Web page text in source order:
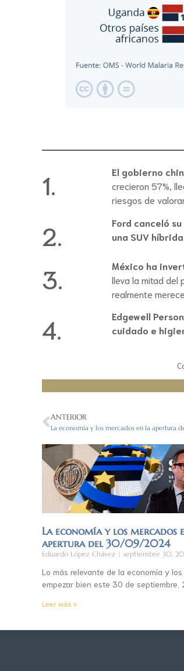
1. El gobierno
crecieron 57%,
riesgos de
2.
Ford canceló
una SUV híbrida.
3. México ha
lleva la mitad del
realmente
4.
Edgewell
cuidado e
ANTERIOR
La economía y los mercados en la apertura
La economía y los mercados
apertura del 30/09/2024
Eduardo López Chávez septiembre 30,
Lo más relevante de la economía y
empezar bien este 30 de septiembre,
Leer más »